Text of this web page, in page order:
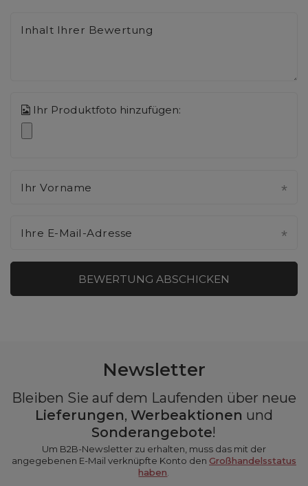
Inhalt Ihrer Bewertung
Ihr Produktfoto hinzufügen:
Ihr Vorname
Ihre E-Mail-Adresse
BEWERTUNG ABSCHICKEN
Newsletter
Bleiben Sie auf dem Laufenden über neue
Lieferungen, Werbeaktionen und
Sonderangebote!
Um B2B-Newsletter zu erhalten, muss das mit der
angegebenen E-Mail verknüpfte Konto den Großhandelsstatus
haben